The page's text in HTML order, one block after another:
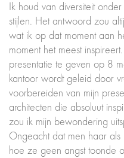
Ik houd van diversiteit
stijlen. Het antwoord zou
wat ik op dat moment aan
moment het meest
presentatie te geven op 8
kantoor wordt geleid door
voorbereiden van mijn
architecten die absoluut
zou ik mijn bewondering
Ongeacht dat men haar als
hoe ze geen angst toonde